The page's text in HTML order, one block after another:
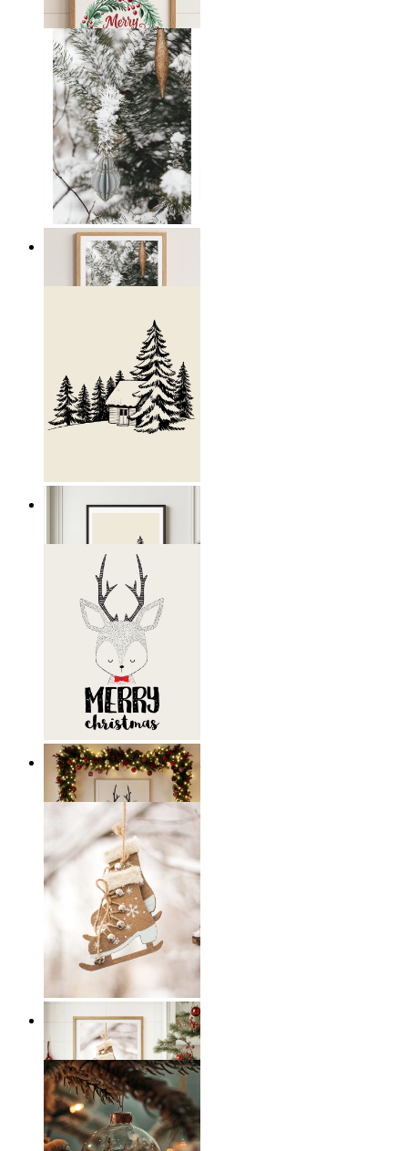
149 kr
Vinterviskningar
199 kr
Nordisk fristad
Skandinavisk Julväggkonst
Från 149 kr
Skandinavisk Ischarm
Från
149 kr